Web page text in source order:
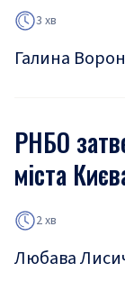
3 хв
Галина
РНБО
міста
2 хв
Любава